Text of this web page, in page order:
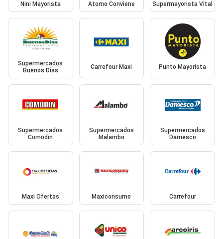
Nini Mayorista Atomo Conviene Supermayorista Vital
Supermercados
Buenos Días
Carrefour Maxi Punto Mayorista
Supermercados
Comodin
Supermercados
Malambo
Supermercados
Damesco
Maxi Ofertas Maxiconsumo Carrefour